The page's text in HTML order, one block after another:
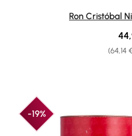
Durchschnittliche
Ron Cristóbal
(64,14
-19%